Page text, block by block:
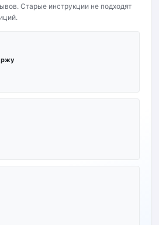
Старые инструкции не подходят